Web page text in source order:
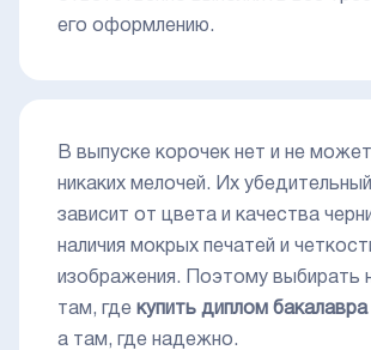
его оформлению.
В выпуске корочек нет и не
никаких мелочей. Их
зависит от цвета и качества
наличия мокрых печатей и
изображения. Поэтому выбирать
там, где купить диплом
а там, где надежно.